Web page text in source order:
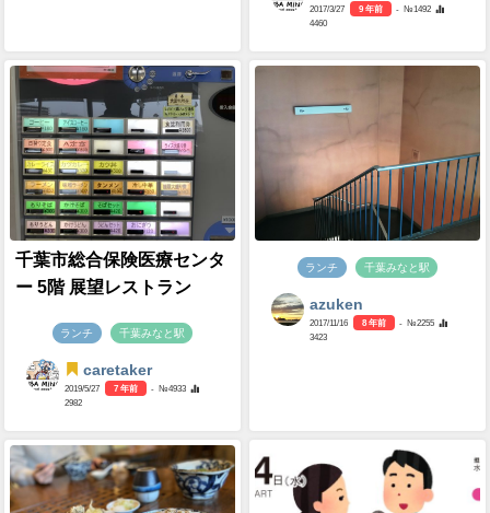
2017/3/27 9 年前
- №1492
4460
千葉市総合保険医療センタ
ー 5階 展望レストラン
ランチ 千葉みなと駅
caretaker
2019/5/27 7 年前
- №4933
2982
ランチ 千葉みなと駅
azuken
2017/11/16 8 年前
- №2255
3423